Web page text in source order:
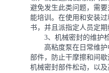
避免发生此类问题，需
能培训。在使用和安装
书，并且派指定人员定期
3、机械密封的维护
高粘度泵在日常维护
部件，防止干摩擦和间
机械密封部件松动，以